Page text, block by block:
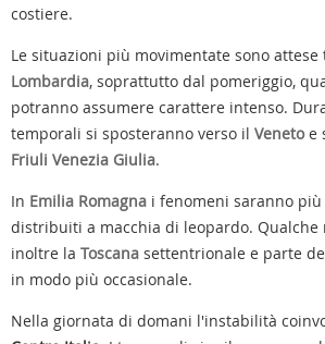
costiere.
Le situazioni più movimentate sono attese
Lombardia, soprattutto dal pomeriggio,
potranno assumere carattere intenso.
temporali si sposteranno verso il Venetoe
Friuli Venezia Giulia.
In Emilia Romagna i fenomeni saranno
distribuiti a macchia di leopardo. Qualche
inoltre la Toscana settentrionale e parte
in modo più occasionale.
Nella giornata di domani l'instabilità